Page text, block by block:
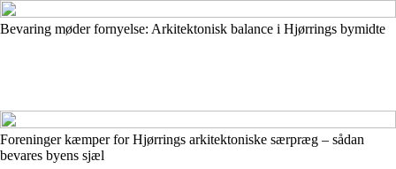
Bevaring møder fornyelse: Arkitektonisk balance i Hjørrings bymidte
Foreninger kæmper for Hjørrings arkitektoniske særpræg – sådan
bevares byens sjæl